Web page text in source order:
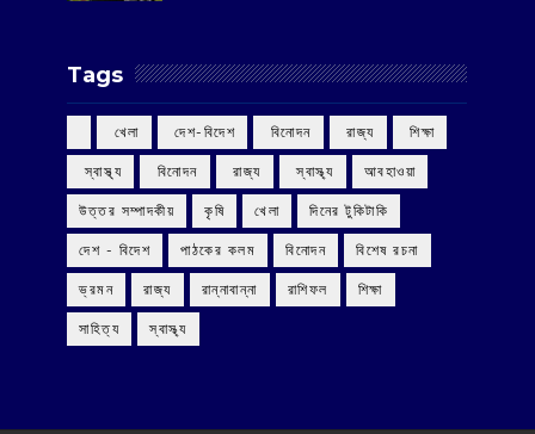
Tags
‌ খেলা ‌ দেশ-বিদেশ ‌ বিনোদন ‌ রাজ্য ‌ শিক্ষা
‌ স্বাস্থ্য ‌ বিনোদন ‌ রাজ্য ‌ স্বাস্থ্য আবহাওয়া
উত্তর সম্পাদকীয় কৃষি খেলা দিনের টুকিটাকি
দেশ - বিদেশ পাঠকের কলম বিনোদন বিশেষ রচনা
ভ্রমন রাজ্য রান্নাবান্না রাশিফল শিক্ষা
সাহিত্য স্বাস্থ্য